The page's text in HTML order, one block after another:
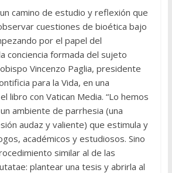
camino de estudio y reflexión que
cuestiones de bioética bajo
por el papel del
conciencia formada del sujeto
Vincenzo Paglia, presidente
para la Vida, en una
libro con Vatican Media. “Lo hemos
ambiente de parrhesia (una
audaz y valiente) que estimula y
académicos y estudiosos. Sino
similar al de las
plantear una tesis y abrirla al